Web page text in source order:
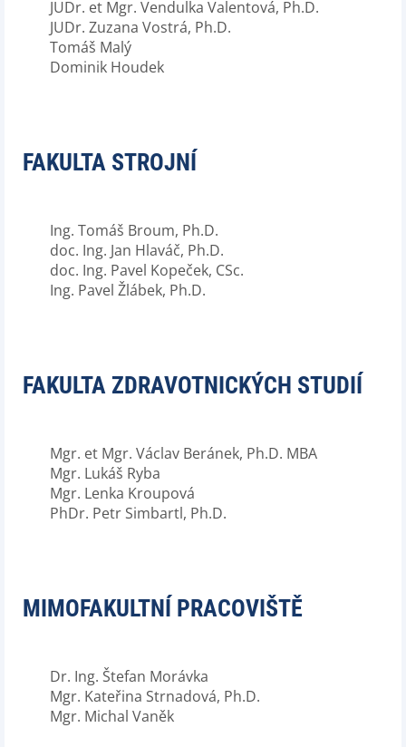
JUDr. et Mgr. Vendulka Valentová, Ph.D.
JUDr. Zuzana Vostrá, Ph.D.
Tomáš Malý
Dominik Houdek
FAKULTA STROJNÍ
Ing. Tomáš Broum, Ph.D.
doc. Ing. Jan Hlaváč, Ph.D.
doc. Ing. Pavel Kopeček, CSc.
Ing. Pavel Žlábek, Ph.D.
FAKULTA ZDRAVOTNICKÝCH STUDIÍ
Mgr. et Mgr. Václav Beránek, Ph.D. MBA
Mgr. Lukáš Ryba
Mgr. Lenka Kroupová
PhDr. Petr Simbartl, Ph.D.
MIMOFAKULTNÍ PRACOVIŠTĚ
Dr. Ing. Štefan Morávka
Mgr. Kateřina Strnadová, Ph.D.
Mgr. Michal Vaněk